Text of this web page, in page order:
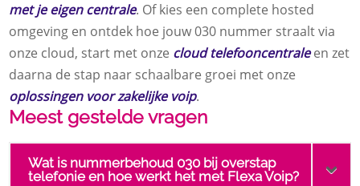
met je eigen centrale. Of kies een complete hosted
omgeving en ontdek hoe jouw 030 nummer straalt via
onze cloud, start met onze cloud telefooncentraleen zet
daarna de stap naar schaalbare groei met onze
oplossingen voor zakelijke voip.
Meest gestelde vragen
Wat is nummerbehoud 030 bij overstap
telefonie en hoe werkt het met Flexa Voip?